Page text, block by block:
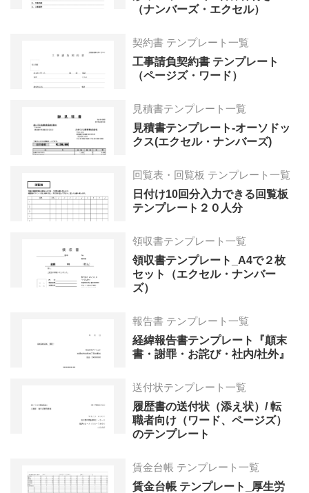
（ナンバーズ・エクセル）
契約書 テンプレート一覧
工事請負契約書 テンプレート
（ページズ・ワード）
見積書テンプレート一覧
見積書テンプレート-オーソドッ
クス(エクセル・ナンバーズ)
回覧表・回覧板 テンプレート一覧
日付け10回分入力できる回覧板
テンプレート２０人分
領収書テンプレート一覧
領収書テンプレート_A4で２枚
セット（エクセル・ナンバー
ズ）
報告書 テンプレート一覧
経緯報告書テンプレート『顛末
書・謝罪・お詫び・社内/社外』
送付状テンプレート一覧
履歴書の送付状（添え状）/ 転
職者向け（ワード、ページズ）
のテンプレート
賃金台帳 テンプレート一覧
賃金台帳 テンプレート_厚生労